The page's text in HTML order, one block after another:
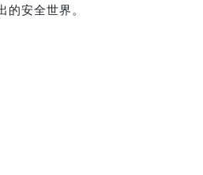
安全世界。